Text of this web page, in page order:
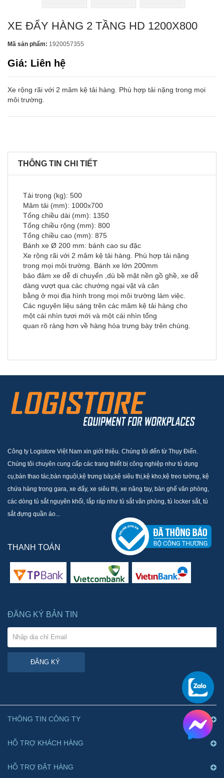
XE ĐẨY HÀNG 2 TẦNG HD 1200X800
Mã sản phẩm: 1920057355
Giá: Liên hệ
Xe rộng rãi với 2 mâm kệ tải hàng. Phù hợp tải nặng trong mọi
môi trường.
THÔNG TIN CHI TIẾT
Tải trọng (kg): 500
Mâm tải (mm): 1000x700
Tổng chiều dài (mm): 1350
Tổng chiều rộng (mm): 800
Tổng chiều cao (mm): 875
Bánh xe Ø 200 mm: bánh cao su đặc
Xe rộng rãi với 2 mâm kệ tải hàng. Phù hợp tải nặng
trong mọi môi trường. Bánh xe lớn 200mm
bảo đảm xe dễ di chuyển ,dù bề mặt nền gồ ghề, xe dễ
dàng vượt qua các chướng ngại vật và cân
bằng ở mọi địa hình trong mọi môi trường làm việc.
Các nguyên liệu sáng trên các mâm kệ tải hàng cho
một cái nhìn tươi mới và một cái nhìn tổng
quan rõ ràng hơn về hàng hóa trưng bày trên chúng.
Công ty Logistore Việt Nam xin giới thiệu. Chúng tôi đến từ Thụy Điển.
Chúng tôi chuyên cung cấp các trang thiết bị công nghiệp như tủ dụng
cụ,bàn thao tác,bàn nguội,kệ trưng bày,kệ siêu thị,kệ kho,kệ treo tường, kệ
chứa hàng trong gara, xe đẩy, xe siêu thị, xe nâng tay, bàn ghế văn phòng,
các dòng tủ sắt nguyên khối, lắp ráp như tủ sắt văn phòng, tủ locker sắt, tủ
sắt đựng quần áo...
THANH TOÁN
ĐĂNG KÝ BẢN TIN
ĐĂNG KÝ
THÔNG TIN CÔNG TY
HỖ TRỢ KHÁCH HÀNG
HỖ TRỢ ĐẶT HÀNG